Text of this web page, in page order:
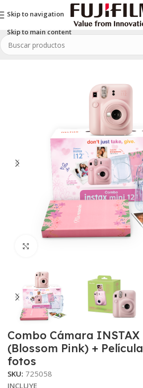
Skip to navigation
Skip to main content
Inicio/Combos/Cámaras INSTAX/
Combo Cámara INSTAX
(Blossom Pink) +
fotos
SKU: 725058
INCLUYE